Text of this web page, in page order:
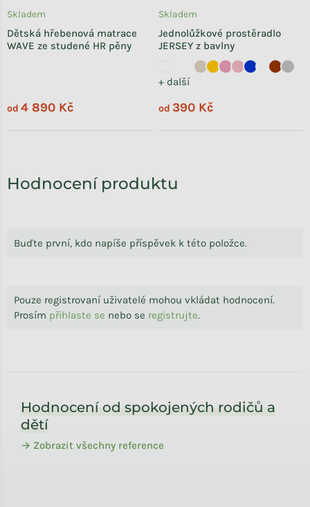
Hodnocení produktu
Buďte první, kdo napíše příspěvek k této položce.
Pouze registrovaní uživatelé mohou vkládat hodnocení.
Prosím přihlaste se nebo se registrujte.
Dětská hřebenová matrace
WAVE ze studené HR pěny
Skladem
od 4 890 Kč
Jednolůžkové prostěradlo
JERSEY z bavlny
+ další
Skladem
od 390 Kč
Hodnocení od spokojených rodičů a
dětí
→ Zobrazit všechny reference